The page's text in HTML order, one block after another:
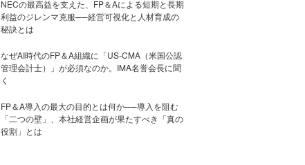
NECの最高益を支えた、FP＆Aによる短期と長期
利益のジレンマ克服──経営可視化と人材育成の
秘訣とは
なぜAI時代のFP＆A組織に「US-CMA（米国公認
管理会計士）」が必須なのか。IMA名誉会長に聞
く
FP＆A導入の最大の目的とは何か──導入を阻む
「二つの壁」、本社経営企画が果たすべき「真の
役割」とは